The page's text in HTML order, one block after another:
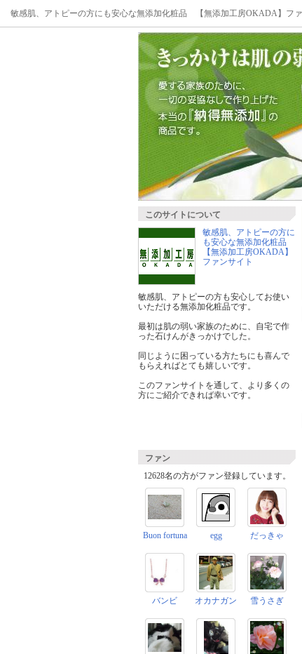
敏感肌、アトピーの方にも安心な無添加化粧品 【無添加工房OKADA】フ
このサイトについて
敏感肌、アトピーの方に
も安心な無添加化粧品
【無添加工房OKADA】
ファンサイト
敏感肌、アトピーの方も安心してお使い
いただける無添加化粧品です。
最初は肌の弱い家族のために、自宅で作
った石けんがきっかけでした。
同じように困っている方たちにも喜んで
もらえればとても嬉しいです。
このファンサイトを通して、より多くの
方にご紹介できれば幸いです。
ファン
12628名の方がファン登録しています。
Buon fortuna egg だっきゃ
バンビ オカナガン 雪うさぎ